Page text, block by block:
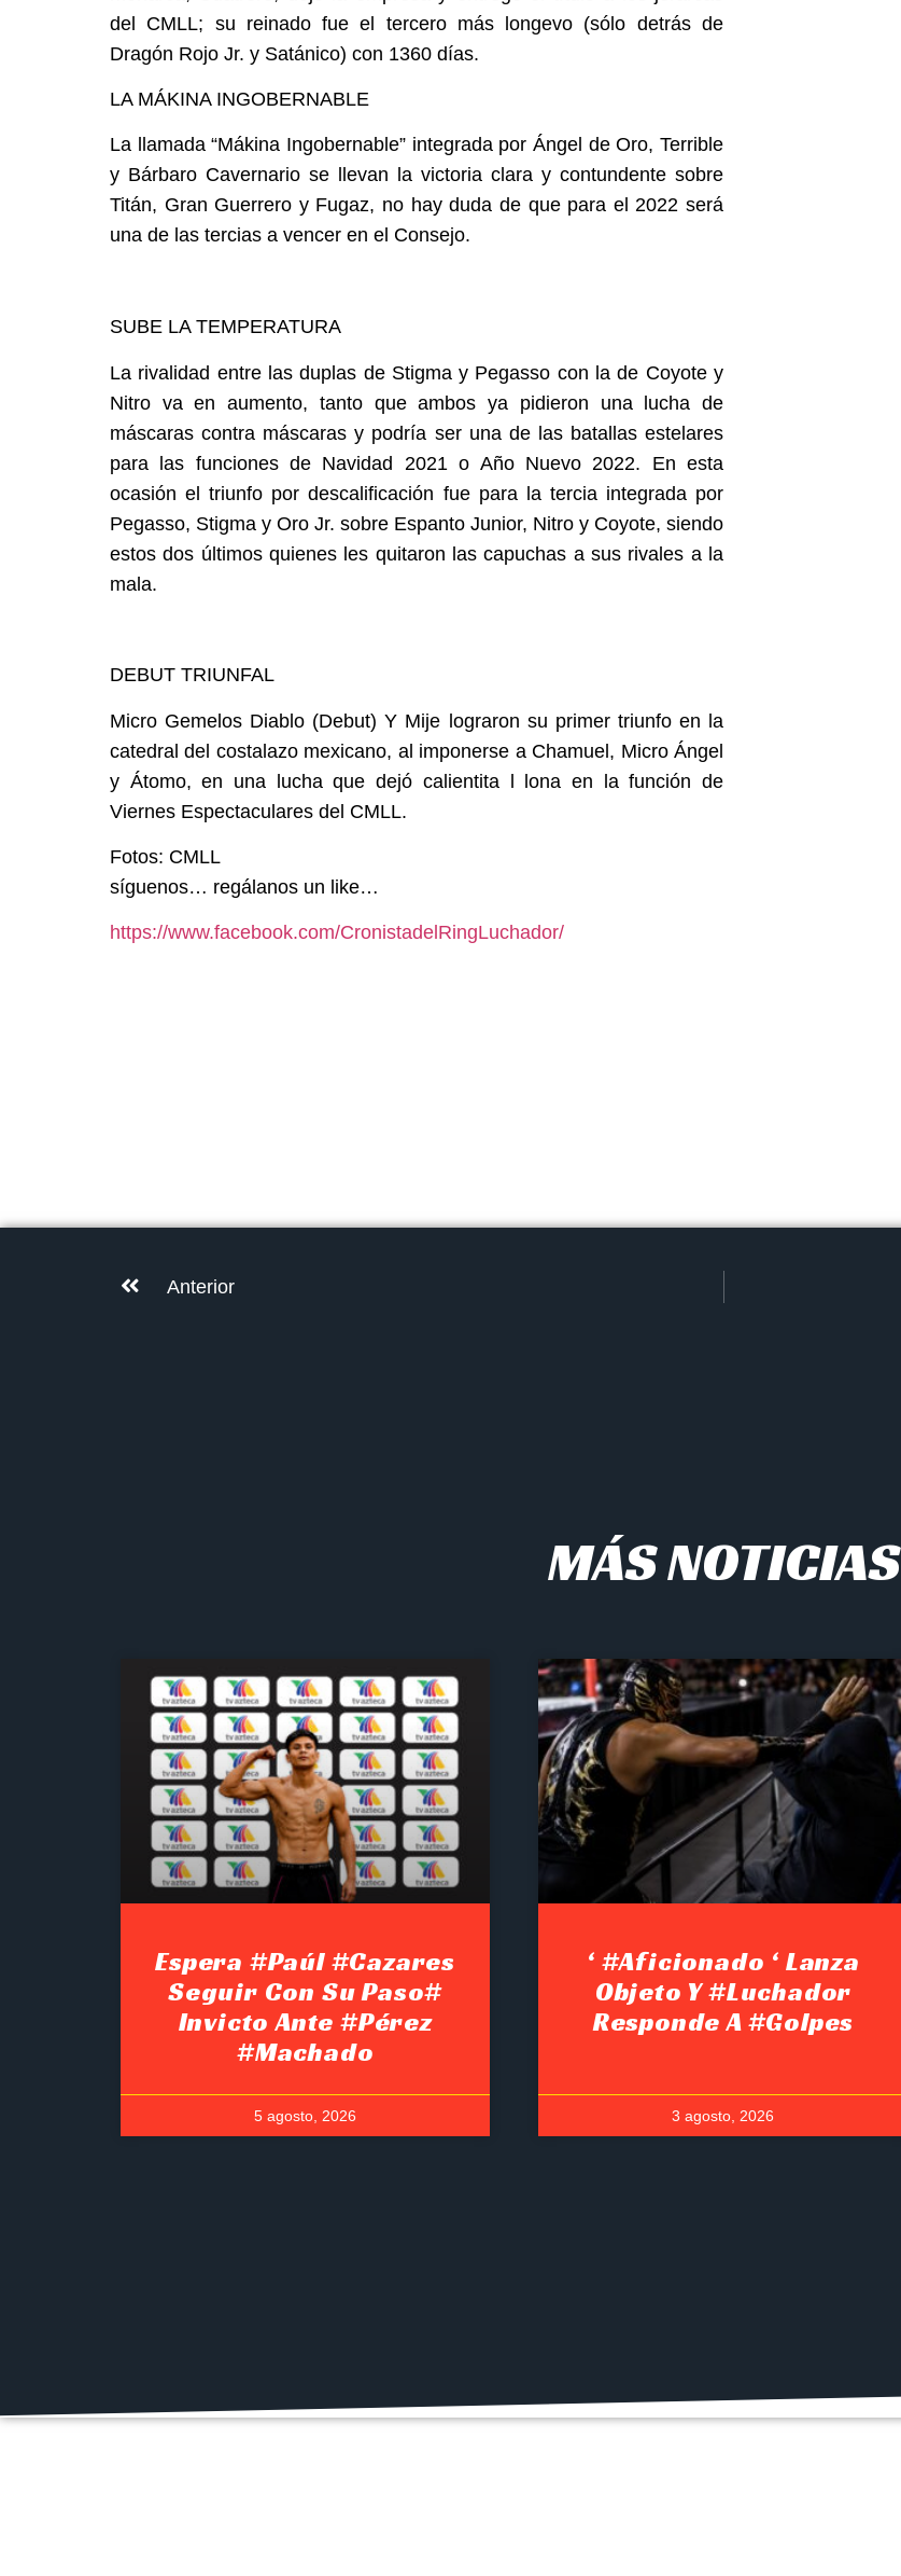
del CMLL; su reinado fue el tercero más longevo (sólo detrás de
Dragón Rojo Jr. y Satánico) con 1360 días.
LA MÁKINA INGOBERNABLE
La llamada “Mákina Ingobernable” integrada por Ángel de Oro, Terrible
y Bárbaro Cavernario se llevan la victoria clara y contundente sobre
Titán, Gran Guerrero y Fugaz, no hay duda de que para el 2022 será
una de las tercias a vencer en el Consejo.
SUBE LA TEMPERATURA
La rivalidad entre las duplas de Stigma y Pegasso con la de Coyote y
Nitro va en aumento, tanto que ambos ya pidieron una lucha de
máscaras contra máscaras y podría ser una de las batallas estelares
para las funciones de Navidad 2021 o Año Nuevo 2022. En esta
ocasión el triunfo por descalificación fue para la tercia integrada por
Pegasso, Stigma y Oro Jr. sobre Espanto Junior, Nitro y Coyote, siendo
estos dos últimos quienes les quitaron las capuchas a sus rivales a la
mala.
DEBUT TRIUNFAL
Micro Gemelos Diablo (Debut) Y Mije lograron su primer triunfo en la
catedral del costalazo mexicano, al imponerse a Chamuel, Micro Ángel
y Átomo, en una lucha que dejó calientita l lona en la función de
Viernes Espectaculares del CMLL.
Fotos: CMLL
síguenos… regálanos un like…
https://www.facebook.com/CronistadelRingLuchador/
Anterior
MÁS NOTICIAS
Espera #Paúl #Cazares
Seguir Con Su Paso#
Invicto Ante #Pérez
#Machado
5 agosto, 2026
‘ #Aficionado ‘ Lanza
Objeto Y #luchador
Responde A #golpes
3 agosto, 2026